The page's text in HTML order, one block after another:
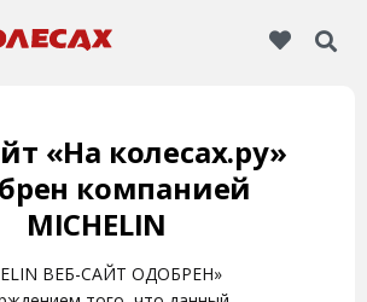
компанией
MICHELIN
ВЕБ-САЙТ ОДОБРЕН»